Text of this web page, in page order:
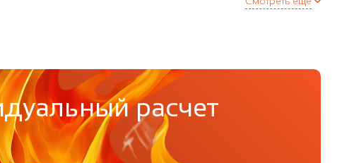
расчет